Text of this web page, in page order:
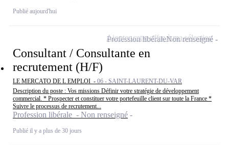
Publié aujourd'hui
Consultant / Consultante en
recrutement (H/F)
LE MERCATO DE L EMPLOI - 06 - SAINT-LAURENT-DU-VAR
Description du poste : Vos missions Définir votre stratégie de développement
commercial. * Prospecter et constituer votre portefeuille client sur toute la France *
Suivre le processus de recrutement...
Profession libérale - Non renseigné
Publié il y a plus de 30 jours
Profession libéraleNon renseigné
Ajouter cette offre à ma sélection